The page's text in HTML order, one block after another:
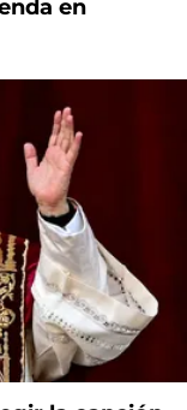
en